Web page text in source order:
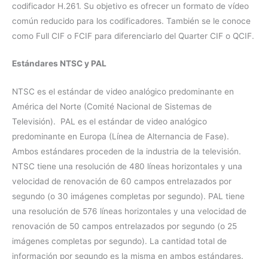
codificador H.261. Su objetivo es ofrecer un formato de vídeo
común reducido para los codificadores. También se le conoce
como Full CIF o FCIF para diferenciarlo del Quarter CIF o QCIF.
Estándares NTSC y PAL
NTSC es el estándar de video analógico predominante en
América del Norte (Comité Nacional de Sistemas de
Televisión). PAL es el estándar de video analógico
predominante en Europa (Línea de Alternancia de Fase).
Ambos estándares proceden de la industria de la televisión.
NTSC tiene una resolución de 480 líneas horizontales y una
velocidad de renovación de 60 campos entrelazados por
segundo (o 30 imágenes completas por segundo). PAL tiene
una resolución de 576 líneas horizontales y una velocidad de
renovación de 50 campos entrelazados por segundo (o 25
imágenes completas por segundo). La cantidad total de
información por segundo es la misma en ambos estándares.